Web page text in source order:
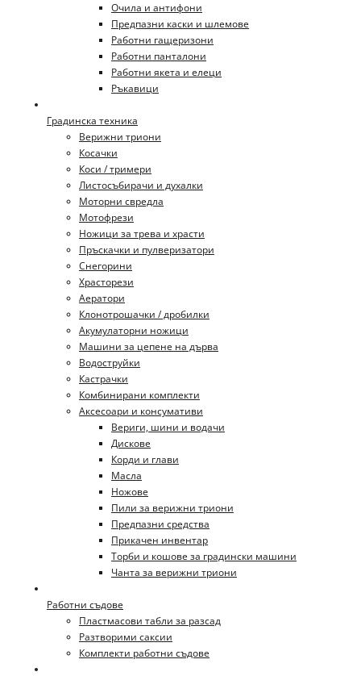
Очила и антифони
Предпазни каски и шлемове
Работни гащеризони
Работни панталони
Работни якета и елеци
Ръкавици
Градинска техника
Верижни триони
Косачки
Коси / тримери
Листосъбирачи и духалки
Моторни свредла
Мотофрези
Ножици за трева и храсти
Пръскачки и пулверизатори
Снегорини
Храсторези
Аератори
Клонотрошачки / дробилки
Акумулаторни ножици
Машини за цепене на дърва
Водоструйки
Кастрачки
Комбинирани комплекти
Аксесоари и консумативи
Вериги, шини и водачи
Дискове
Корди и глави
Масла
Ножове
Пили за верижни триони
Предпазни средства
Прикачен инвентар
Торби и кошове за градински машини
Чанта за верижни триони
Работни съдове
Пластмасови табли за разсад
Разтворими саксии
Комплекти работни съдове